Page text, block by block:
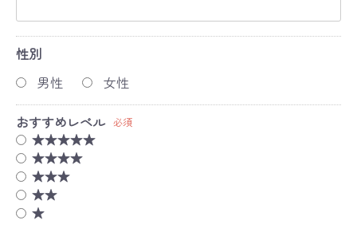
性別
男性
女性
おすすめレベル 必須
★★★★★
★★★★
★★★
★★
★